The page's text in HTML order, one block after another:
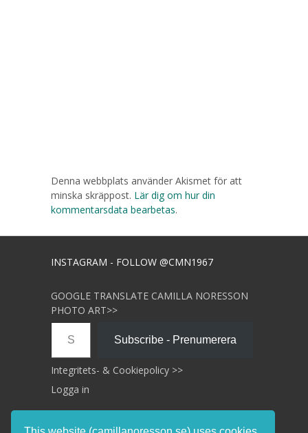
Denna webbplats använder Akismet för att
minska skräppost. Lär dig om hur din
kommentarsdata bearbetas.
INSTAGRAM - FOLLOW @CMN1967
GOOGLE TRANSLATE CAMILLA NORESSON
PHOTO ART>>
Skriv din e-post …
Subscribe - Prenumerera
Integritets- & Cookiepolicy >>
Logga in